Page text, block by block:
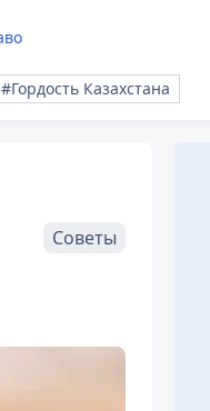
#Гордость Казахстана
Советы